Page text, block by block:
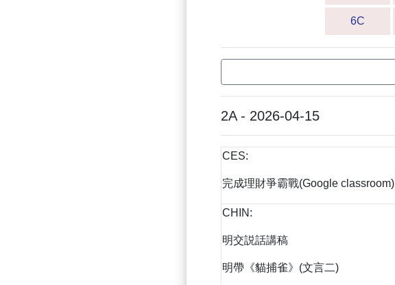
6C
2A - 2026-04-15
CES:
完成理財爭霸戰(Google classroom)
CHIN:
明交説話講稿
明帶《貓捕雀》(文言二)